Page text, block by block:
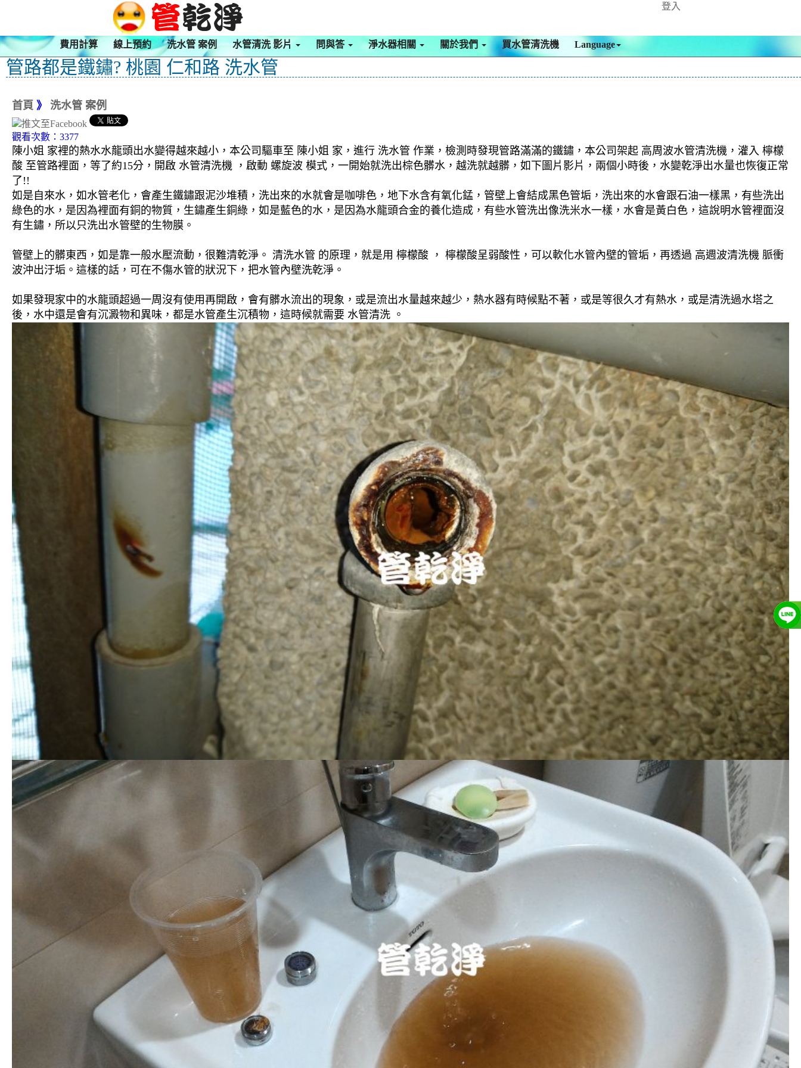
登入
費用計算 線上預約 洗水管 案例 水管清洗 影片 問與答 淨水器相關 關於我們 買水管清洗機 Language
管路都是鐵鏽? 桃園 仁和路 洗水管
首頁 》 洗水管 案例
觀看次數：3377
陳小姐 家裡的熱水水龍頭出水變得越來越小，本公司驅車至 陳小姐 家，進行 洗水管 作業，檢測時發現管路滿滿的鐵鏽，本公司架起 高周波水管清洗機，灌入 檸檬
酸 至管路裡面，等了約15分，開啟 水管清洗機 ，啟動 螺旋波 模式，一開始就洗出棕色髒水，越洗就越髒，如下圖片影片，兩個小時後，水變乾淨出水量也恢復正常
了!!
如是自來水，如水管老化，會產生鐵鏽跟泥沙堆積，洗出來的水就會是咖啡色，地下水含有氧化錳，管壁上會結成黑色管垢，洗出來的水會跟石油一樣黑，有些洗出
綠色的水，是因為裡面有銅的物質，生鏽產生銅綠，如是藍色的水，是因為水龍頭合金的養化造成，有些水管洗出像洗米水一樣，水會是黃白色，這說明水管裡面沒
有生鏽，所以只洗出水管壁的生物膜。
管壁上的髒東西，如是靠一般水壓流動，很難清乾淨。 清洗水管 的原理，就是用 檸檬酸 ， 檸檬酸呈弱酸性，可以軟化水管內壁的管垢，再透過 高週波清洗機 脈衝
波沖出汙垢。這樣的話，可在不傷水管的狀況下，把水管內壁洗乾淨。
如果發現家中的水龍頭超過一周沒有使用再開啟，會有髒水流出的現象，或是流出水量越來越少，熱水器有時候點不著，或是等很久才有熱水，或是清洗過水塔之
後，水中還是會有沉澱物和異味，都是水管產生沉積物，這時候就需要 水管清洗 。